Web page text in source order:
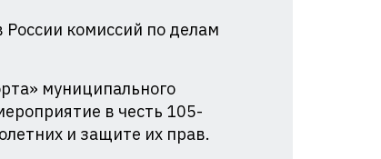
России комиссий по делам
муниципального
в честь 105-
и защите их прав.